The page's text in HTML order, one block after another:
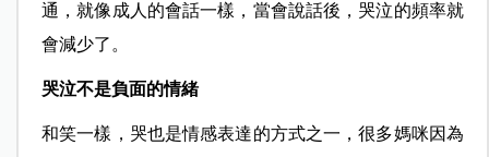
通，就像成人的會話一樣，當會說話後，哭泣的頻率就
會減少了。
哭泣不是負面的情緒
和笑一樣，哭也是情感表達的方式之一，很多媽咪因為